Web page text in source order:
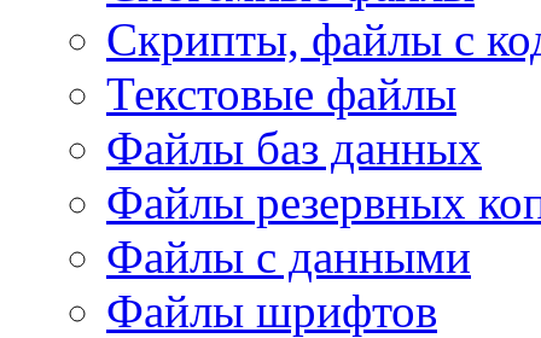
Скрипты, файлы с
Текстовые файлы
Файлы баз данных
Файлы резервных
Файлы с данными
Файлы шрифтов